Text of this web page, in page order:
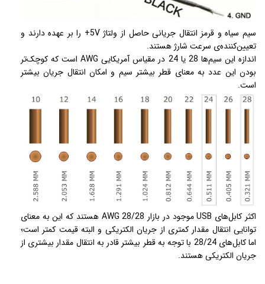
سیم سیاه و قرمز انتقال جریانی حاصل از ولتاژ 5V+ را بر عهده دارند و
تعیین‌کننده‌ی سرعت شارژ هستند.
اندازه‌ این سیم‌ها 28 یا 24 در مقیاس آمریکایی AWG است که کوچک‌تر
بودن این عدد به معنای قطر بیشتر سیم و امکان انتقال جریان بیشتر
است.
اکثر کابل‌های USB موجود در بازار AWG 28/28 هستند که این به معنای
توانایی انتقال مقدار کمتری از جریان الکتریکی و البته قیمت کمتر است؛
اما کابل‌های 28/24 با توجه به قطر بیشتر قادر به انتقال مقدار بیشتری از
جریان الکتریکی هستند.